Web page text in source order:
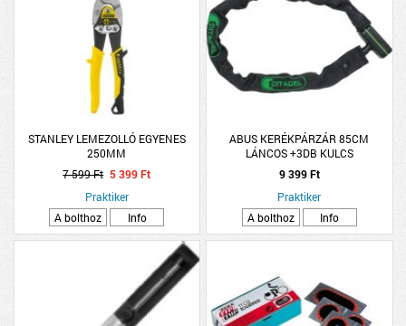
STANLEY LEMEZOLLÓ EGYENES
250MM
7 599 Ft 5 399 Ft
Praktiker
A bolthoz
Info
ABUS KERÉKPÁRZÁR 85CM
LÁNCOS +3DB KULCS
&quot;CCH85/8/K&quot;
9 399 Ft
Praktiker
A bolthoz
Info